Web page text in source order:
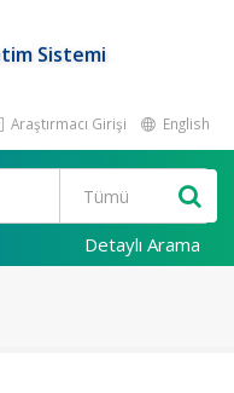
Sistemi
Araştırmacı Girişi English
Detaylı Arama